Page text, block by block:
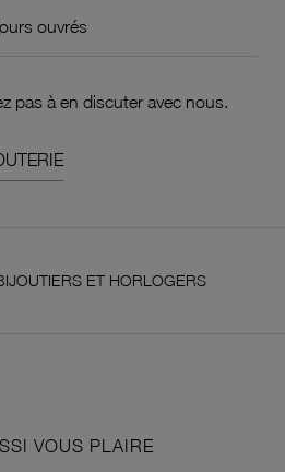
ouvrés
pas à en discuter avec nous.
ET HORLOGERS
VOUS PLAIRE